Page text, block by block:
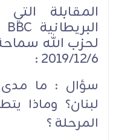
المقابلة
لحزب الله
2019/12/6 :
سؤال : ما مدى
لبنان؟ وماذا
المرحلة ؟